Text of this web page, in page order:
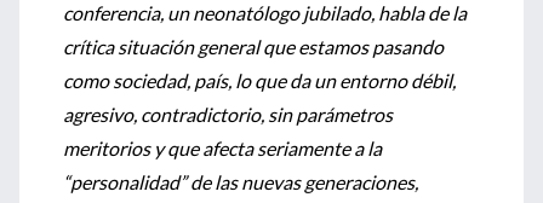
conferencia, un neonatólogo jubilado, habla de la
crítica situación general que estamos pasando
como sociedad, país, lo que da un entorno débil,
agresivo, contradictorio, sin parámetros
meritorios y que afecta seriamente a la
“personalidad” de las nuevas generaciones,